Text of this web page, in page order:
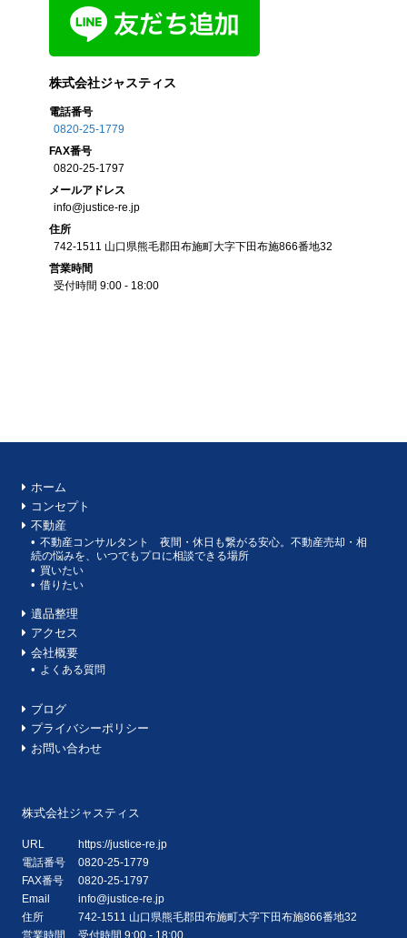
株式会社ジャスティス
電話番号
0820-25-1779
FAX番号
0820-25-1797
メールアドレス
info@justice-re.jp
住所
742-1511 山口県熊毛郡田布施町大字下田布施866番地32
営業時間
受付時間 9:00 - 18:00
ホーム
コンセプト
不動産
不動産コンサルタント 夜間・休日も繋がる安心。不動産売却・相
続の悩みを、いつでもプロに相談できる場所
買いたい
借りたい
遺品整理
アクセス
会社概要
よくある質問
ブログ
プライバシーポリシー
お問い合わせ
株式会社ジャスティス
URL
https://justice-re.jp
電話番号
0820-25-1779
FAX番号
0820-25-1797
Email
info@justice-re.jp
住所
742-1511 山口県熊毛郡田布施町大字下田布施866番地32
営業時間
受付時間 9:00 - 18:00